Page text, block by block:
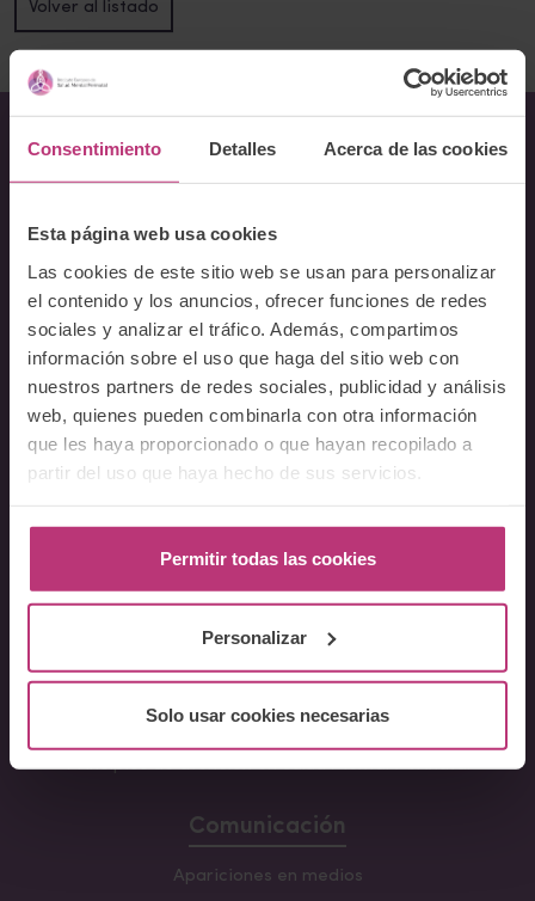
Consentimiento Detalles Acerca de las cookies
Esta página web usa cookies
Las cookies de este sitio web se usan para personalizar
el contenido y los anuncios, ofrecer funciones de redes
sociales y analizar el tráfico. Además, compartimos
información sobre el uso que haga del sitio web con
nuestros partners de redes sociales, publicidad y análisis
web, quienes pueden combinarla con otra información
que les haya proporcionado o que hayan recopilado a
partir del uso que haya hecho de sus servicios.
Permitir todas las cookies
Personalizar
Solo usar cookies necesarias
Volver al listado
Sobre Nosotros
Acerca del Instituto
Equipo
Docentes
Preguntas frecuentes
Cursos
Conferencia Neurociencia de la Lactancia y aplicaciones
clínicas
Psiquiatría perinatal
Lactancia y Salud Mental
La mirada perinatal en el ámbito social
Formación avanzada en acompañamiento y atención al
Principios de atención en Salud Mental Perinatal
Comunicación
Apariciones en medios